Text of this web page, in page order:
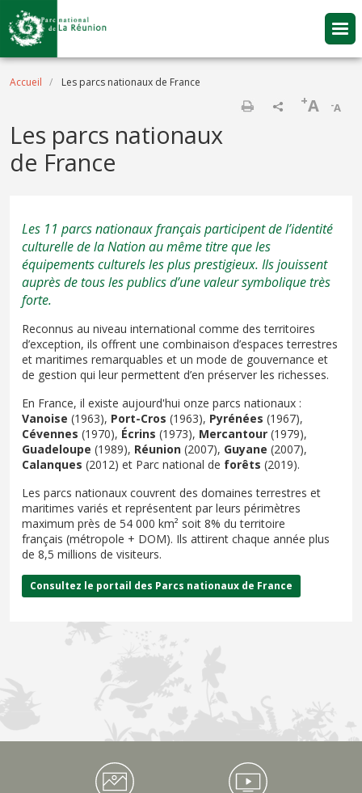
Aller au contenu principal
Fil d'Ariane
Accueil Les parcs nationaux de France
-A
+A
Les parcs nationaux
de France
Les 11 parcs nationaux français participent de l’identité
culturelle de la Nation au même titre que les
équipements culturels les plus prestigieux. Ils jouissent
auprès de tous les publics d’une valeur symbolique très
forte.
Reconnus au niveau international comme des territoires
d’exception, ils offrent une combinaison d’espaces terrestres
et maritimes remarquables et un mode de gouvernance et
de gestion qui leur permettent d’en préserver les richesses.
En France, il existe aujourd'hui onze parcs nationaux :
Vanoise (1963), Port-Cros (1963), Pyrénées (1967),
Cévennes (1970), Écrins (1973), Mercantour (1979),
Guadeloupe (1989), Réunion (2007), Guyane (2007),
Calanques (2012) et Parc national de forêts (2019).
Les parcs nationaux couvrent des domaines terrestres et
maritimes variés et représentent par leurs périmètres
maximum près de 54 000 km² soit 8% du territoire
français (métropole + DOM). Ils attirent chaque année plus
de 8,5 millions de visiteurs.
Consultez le portail des Parcs nationaux de France
Médiathèque Footer